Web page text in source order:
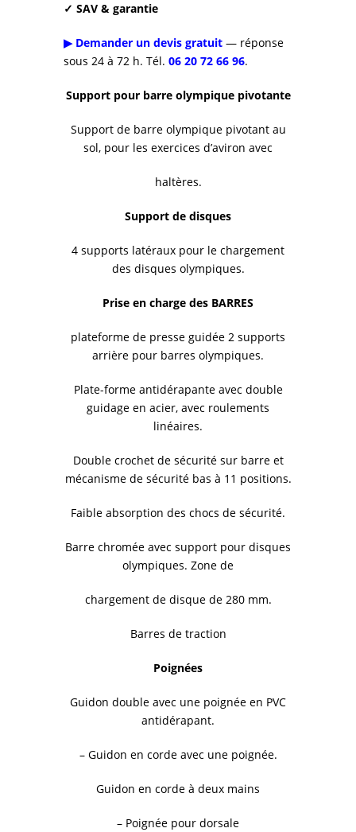
✓ SAV & garantie
▶ Demander un devis gratuit — réponse
sous 24 à 72 h. Tél. 06 20 72 66 96.
Support pour barre olympique pivotante
Support de barre olympique pivotant au
sol, pour les exercices d’aviron avec
haltères.
Support de disques
4 supports latéraux pour le chargement
des disques olympiques.
Prise en charge des BARRES
plateforme de presse guidée 2 supports
arrière pour barres olympiques.
Plate-forme antidérapante avec double
guidage en acier, avec roulements
linéaires.
Double crochet de sécurité sur barre et
mécanisme de sécurité bas à 11 positions.
Faible absorption des chocs de sécurité.
Barre chromée avec support pour disques
olympiques. Zone de
chargement de disque de 280 mm.
Barres de traction
Poignées
Guidon double avec une poignée en PVC
antidérapant.
– Guidon en corde avec une poignée.
Guidon en corde à deux mains
– Poignée pour dorsale